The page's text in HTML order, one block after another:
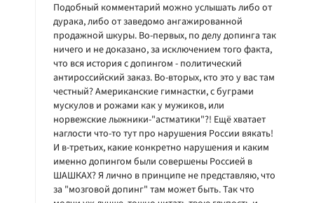
Подобный комментарий можно услышать либо от
дурака, либо от заведомо ангажированной
продажной шкуры. Во-первых, по делу допинга так
ничего и не доказано, за исключением того факта,
что вся история с допингом - политический
антироссийский заказ. Во-вторых, кто это у вас там
честный? Американские гимнастки, с буграми
мускулов и рожами как у мужиков, или
норвежские лыжники-"астматики"?! Ещё хватает
наглости что-то тут про нарушения России вякать!
И в-третьих, какие конкретно нарушения и каким
именно допингом были совершены Россией в
ШАШКАХ? Я лично в принципе не представляю, что
за "мозговой допинг" там может быть. Так что